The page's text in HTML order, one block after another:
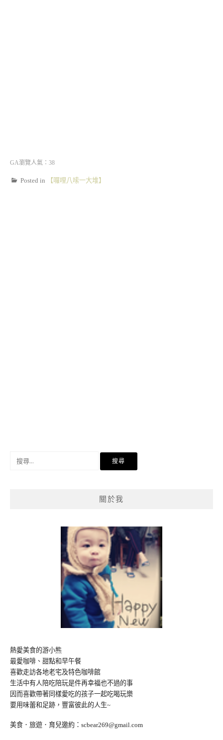
GA瀏覽人氣：38
Posted in 【囉哩八嗦一大堆】
關於我
熱愛美食的游小熊
最愛咖啡、甜點和早午餐
喜歡走訪各地老宅及特色咖啡館
生活中有人陪吃陪玩是件再幸福也不過的事
因而喜歡帶著同樣愛吃的孩子一起吃喝玩樂
要用味蕾和足跡，豐富彼此的人生~
美食．旅遊．育兒邀約： scbear269@gmail.com